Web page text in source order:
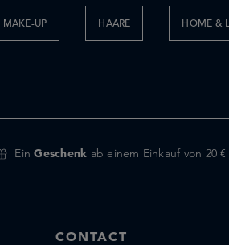
MAKE-UP HAARE HOME &
EinGeschenk ab einem Einkauf von 20 €
CONTACT